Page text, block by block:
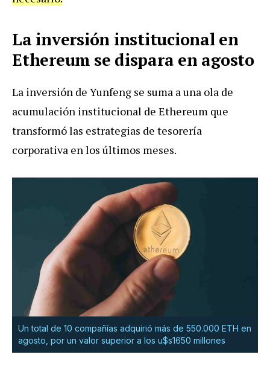
La inversión institucional en
Ethereum se dispara en agosto
La inversión de Yunfeng se suma a una ola de
acumulación institucional de Ethereum que
transformó las estrategias de tesorería
corporativa en los últimos meses.
Un total de 10 compañías adquirió más de 550.000 ETH en
agosto, por un valor superior a los u$s1650 millones